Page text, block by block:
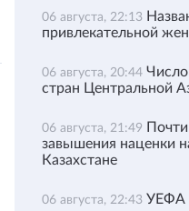
06 августа, 22:13
привлекательной
06 августа, 20:44 Число
стран Центральной
06 августа, 21:49
завышения наценки
Казахстане
06 августа, 22:43 УЕФА